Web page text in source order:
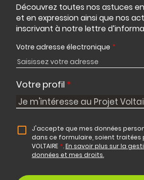
Découvrez toutes nos astuces
et en expression ainsi que nos
inscrivant à notre lettre
Votre adresse électronique *
Votre profil *
J'accepte que mes données
dans ce formulaire, soient traitées
VOLTAIRE *.En savoir plus sur la
données et mes droits.